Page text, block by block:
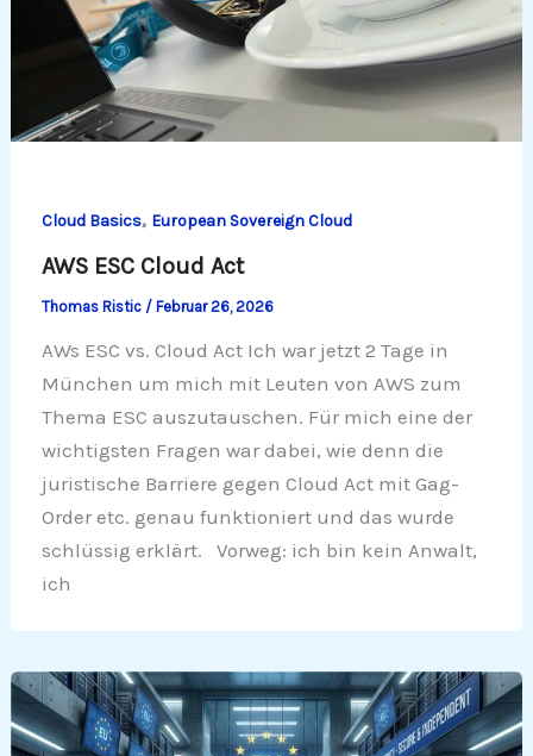
Cloud Basics, European Sovereign Cloud
AWS ESC Cloud Act
Thomas Ristic / Februar 26, 2026
AWs ESC vs. Cloud Act Ich war jetzt 2 Tage in
München um mich mit Leuten von AWS zum
Thema ESC auszutauschen. Für mich eine der
wichtigsten Fragen war dabei, wie denn die
juristische Barriere gegen Cloud Act mit Gag-
Order etc. genau funktioniert und das wurde
schlüssig erklärt. Vorweg: ich bin kein Anwalt,
ich